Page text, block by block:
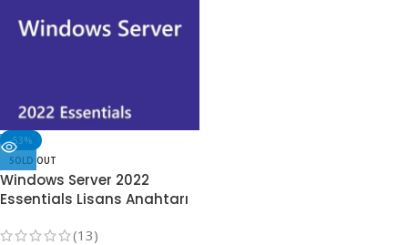
-53%
SOLD OUT
Windows Server 2022
Essentials Lisans Anahtarı
(13)